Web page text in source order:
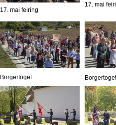
17. mai feiring
17. mai
Borgertoget Borgertoget